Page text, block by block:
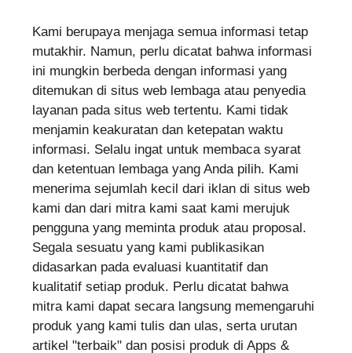
Kami berupaya menjaga semua informasi tetap
mutakhir. Namun, perlu dicatat bahwa informasi
ini mungkin berbeda dengan informasi yang
ditemukan di situs web lembaga atau penyedia
layanan pada situs web tertentu. Kami tidak
menjamin keakuratan dan ketepatan waktu
informasi. Selalu ingat untuk membaca syarat
dan ketentuan lembaga yang Anda pilih. Kami
menerima sejumlah kecil dari iklan di situs web
kami dan dari mitra kami saat kami merujuk
pengguna yang meminta produk atau proposal.
Segala sesuatu yang kami publikasikan
didasarkan pada evaluasi kuantitatif dan
kualitatif setiap produk. Perlu dicatat bahwa
mitra kami dapat secara langsung memengaruhi
produk yang kami tulis dan ulas, serta urutan
artikel "terbaik" dan posisi produk di Apps &